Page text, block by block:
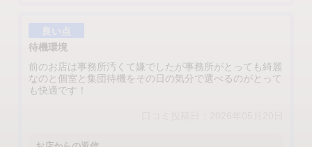
良い点
待機環境
前のお店は事務所汚くて嫌でしたが事務所がとっても綺麗
なのと個室と集団待機をその日の気分で選べるのがとって
も快適です！